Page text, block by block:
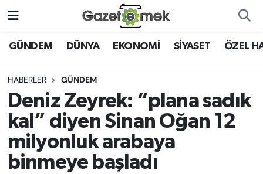
GÜNDEM DÜNYA EKONOMİ SİYASET ÖZEL
HABERLER GÜNDEM
Deniz Zeyrek: “plana sadık
kal” diyen Sinan Oğan 12
milyonluk arabaya
binmeye başladı
DÜNYA
EKONOMİ
EMEK HABERLERİ
YENİ MEDYADA EMEK
GAZETECİLİĞİNİ GELİŞTİRMEK
Nöbetçi Eczaneler
Hava Durumu
İstanbul Namaz Vakitleri
Trafik Durumu
Süper Lig Puan Durumu ve Fikstür